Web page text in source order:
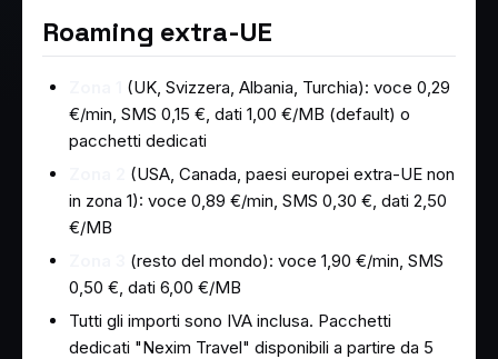
Roaming extra-UE
(UK, Svizzera, Albania, Turchia): voce 0,29
€/min, SMS 0,15 €, dati 1,00 €/MB (default) o
pacchetti dedicati
(USA, Canada, paesi europei extra-UE non
in zona 1): voce 0,89 €/min, SMS 0,30 €, dati 2,50
€/MB
(resto del mondo): voce 1,90 €/min, SMS
0,50 €, dati 6,00 €/MB
Tutti gli importi sono IVA inclusa. Pacchetti
dedicati "Nexim Travel" disponibili a partire da 5